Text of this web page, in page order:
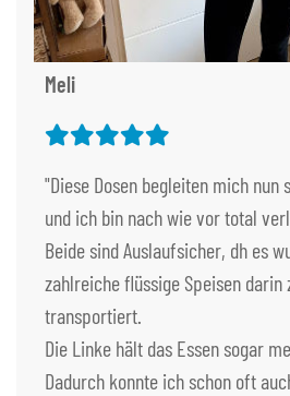
Meli
"Diese Dosen begleiten mich nun
und ich bin nach wie vor total
Beide sind Auslaufsicher, dh es
zahlreiche flüssige Speisen darin
transportiert.
Die Linke hält das Essen sogar
Dadurch konnte ich schon oft